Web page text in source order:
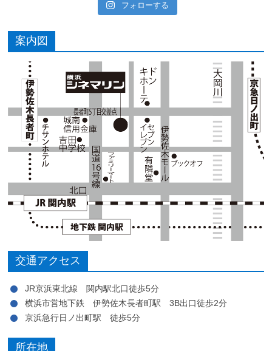
フォローする
案内図
交通アクセス
JR京浜東北線 関内駅北口徒歩5分
横浜市営地下鉄 伊勢佐木長者町駅 3B出口徒歩2分
京浜急行日ノ出町駅 徒歩5分
所在地